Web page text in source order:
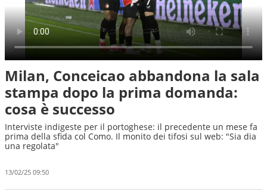
Milan, Conceicao abbandona la sala
stampa dopo la prima domanda:
cosa è successo
Interviste indigeste per il portoghese: il precedente un mese fa
prima della sfida col Como. Il monito dei tifosi sul web: "Sia dia
una regolata"
13/02/25 09:50